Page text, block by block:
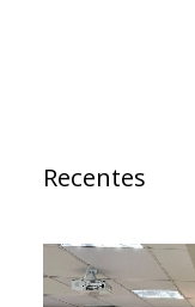
Recentes